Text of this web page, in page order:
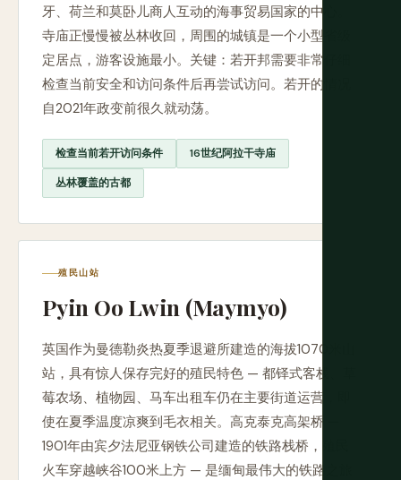
牙、荷兰和莫卧儿商人互动的海事贸易国家的中心。
寺庙正慢慢被丛林收回，周围的城镇是一个小型省级
定居点，游客设施最小。关键：若开邦需要非常仔细
检查当前安全和访问条件后再尝试访问。若开的情况
自2021年政变前很久就动荡。
检查当前若开访问条件 16世纪阿拉干寺庙
丛林覆盖的古都
殖民山站
Pyin Oo Lwin (Maymyo)
英国作为曼德勒炎热夏季退避所建造的海拔1070米山
站，具有惊人保存完好的殖民特色 — 都铎式客栈、草
莓农场、植物园、马车出租车仍在主要街道运营，即
使在夏季温度凉爽到毛衣相关。高克泰克高架桥 —
1901年由宾夕法尼亚钢铁公司建造的铁路栈桥，殖民
火车穿越峡谷100米上方 — 是缅甸最伟大的铁路之旅